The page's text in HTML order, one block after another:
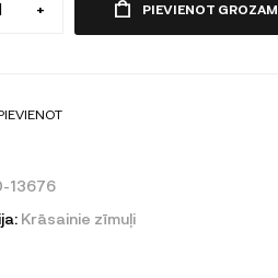
+ PIEVIENOT GROZAM
13676
Krāsainie zīmuļi